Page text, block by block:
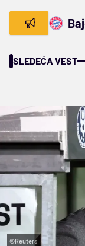
SLEDEĆA VEST
©Reuters